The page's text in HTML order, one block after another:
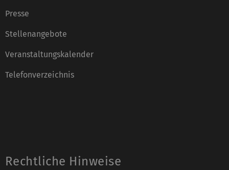
Presse
Stellenangebote
Veranstaltungskalender
Telefonverzeichnis
Rechtliche Hinweise